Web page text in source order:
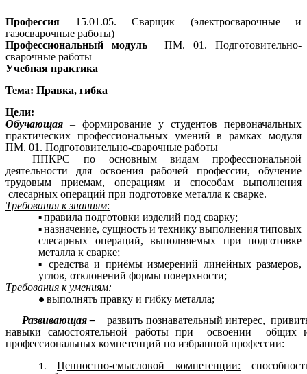
Профессия 15.01.05. Сварщик (электросварочные и
газосварочные работы)
Профессиональный модуль
ПМ. 01. Подготовительно-
сварочные работы
Учебная практика
Тема: Правка, гибка
Цели:
Обучающая – формирование у студентов первоначальных
практических профессиональных умений в рамках модуля
ПМ. 01. Подготовительно-сварочные работы
ППКРС по основным видам профессиональной
деятельности для освоения рабочей профессии, обучение
трудовым приемам, операциям и способам выполнения
слесарных операций при подготовке металла к сварке.
Требования к знаниям:
правила подготовки изделий под сварку;
назначение, сущность и технику выполнения типовых
слесарных операций, выполняемых при подготовке
металла к сварке;
средства и приёмы измерений линейных размеров,
углов, отклонений формы поверхности;
Требования к умениям:
выполнять правку и гибку металла;
Развивающая –
развить познавательный интерес,
навыки самостоятельной работы при
освоении общих
профессиональных компетенций по избранной профессии:
Ценностно-смысловой компетенции: